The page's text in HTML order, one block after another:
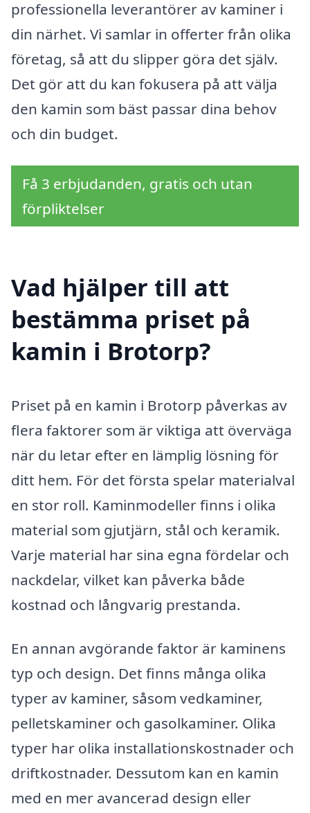
professionella leverantörer av kaminer i
din närhet. Vi samlar in offerter från olika
företag, så att du slipper göra det själv.
Det gör att du kan fokusera på att välja
den kamin som bäst passar dina behov
och din budget.
Få 3 erbjudanden, gratis och utan
förpliktelser
Vad hjälper till att
bestämma priset på
kamin i Brotorp?
Priset på en kamin i Brotorp påverkas av
flera faktorer som är viktiga att överväga
när du letar efter en lämplig lösning för
ditt hem. För det första spelar materialval
en stor roll. Kaminmodeller finns i olika
material som gjutjärn, stål och keramik.
Varje material har sina egna fördelar och
nackdelar, vilket kan påverka både
kostnad och långvarig prestanda.
En annan avgörande faktor är kaminens
typ och design. Det finns många olika
typer av kaminer, såsom vedkaminer,
pelletskaminer och gasolkaminer. Olika
typer har olika installationskostnader och
driftkostnader. Dessutom kan en kamin
med en mer avancerad design eller